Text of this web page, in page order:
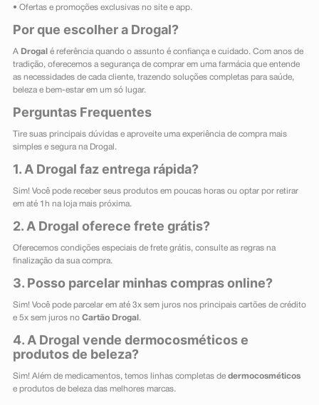
• Ofertas e promoções exclusivas no site e app.
Por que escolher a Drogal?
A Drogal é referência quando o assunto é confiança e cuidado. Com anos de
tradição, oferecemos a segurança de comprar em uma farmácia que entende
as necessidades de cada cliente, trazendo soluções completas para saúde,
beleza e bem-estar em um só lugar.
Perguntas Frequentes
Tire suas principais dúvidas e aproveite uma experiência de compra mais
simples e segura na Drogal.
1. A Drogal faz entrega rápida?
Sim! Você pode receber seus produtos em poucas horas ou optar por retirar
em até 1h na loja mais próxima.
2. A Drogal oferece frete grátis?
Oferecemos condições especiais de frete grátis, consulte as regras na
finalização da sua compra.
3. Posso parcelar minhas compras online?
Sim! Você pode parcelar em até 3x sem juros nos principais cartões de crédito
e 5x sem juros no Cartão Drogal .
4. A Drogal vende dermocosméticos e
produtos de beleza?
Sim! Além de medicamentos, temos linhas completas de dermocosméticos
e produtos de beleza das melhores marcas.